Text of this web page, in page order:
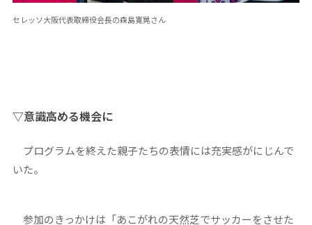
セレッソ大阪代表取締役会長の森島寛晃さん
▽意識高める機会に
プログラムを終えた親子たちの表情には充実感がにじんで
いた。
参加のきっかけは「あこがれの天然芝でサッカーをさせた